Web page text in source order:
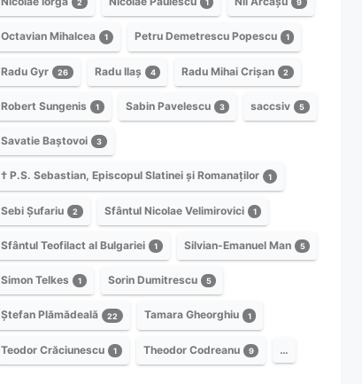
2 1 9
Octavian Mihalcea 1 Petru Demetrescu Popescu 1
Radu Gyr 26 Radu Ilaș 4 Radu Mihai Crișan 2
Robert Sungenis 1 Sabin Pavelescu 3 saccsiv 5
Savatie Baștovoi 3
† P.S. Sebastian, Episcopul Slatinei și Romanaților 1
Sebi Șufariu 2 Sfântul Nicolae Velimirovici 1
Sfântul Teofilact al Bulgariei 1 Silvian-Emanuel Man 5
Simon Telkes 1 Sorin Dumitrescu 5
Ștefan Plămădeală 22 Tamara Gheorghiu 1
Teodor Crăciunescu 1 Theodor Codreanu 9 …